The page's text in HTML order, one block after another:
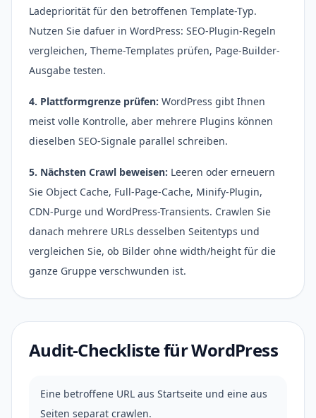
Ladepriorität für den betroffenen Template-Typ.
Nutzen Sie dafuer in WordPress: SEO-Plugin-Regeln
vergleichen, Theme-Templates prüfen, Page-Builder-
Ausgabe testen.
4. Plattformgrenze prüfen: WordPress gibt Ihnen
meist volle Kontrolle, aber mehrere Plugins können
dieselben SEO-Signale parallel schreiben.
5. Nächsten Crawl beweisen: Leeren oder erneuern
Sie Object Cache, Full-Page-Cache, Minify-Plugin,
CDN-Purge und WordPress-Transients. Crawlen Sie
danach mehrere URLs desselben Seitentyps und
vergleichen Sie, ob Bilder ohne width/height für die
ganze Gruppe verschwunden ist.
Audit-Checkliste für WordPress
Eine betroffene URL aus Startseite und eine aus
Seiten separat crawlen.